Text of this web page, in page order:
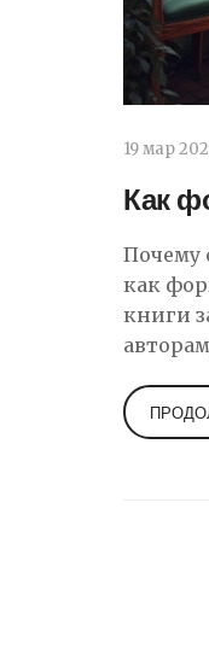
19 мар
Как
Почему
как
книги